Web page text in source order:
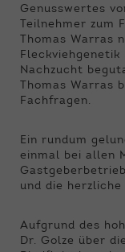
Genusswertes
Teilnehmer zum
Thomas Warras
Nachzucht
Thomas Warras
Fachfragen.
Ein rundum
einmal bei allen
und die
Aufgrund des
Dr. Golze über